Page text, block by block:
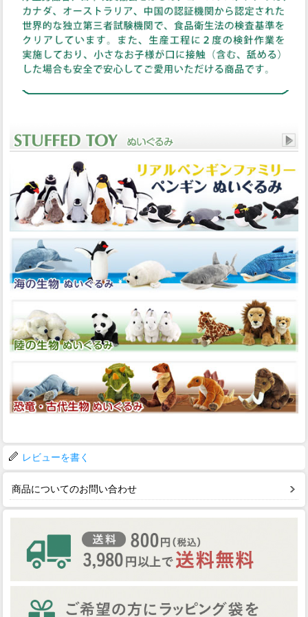
レビューを書く
商品についてのお問い合わせ